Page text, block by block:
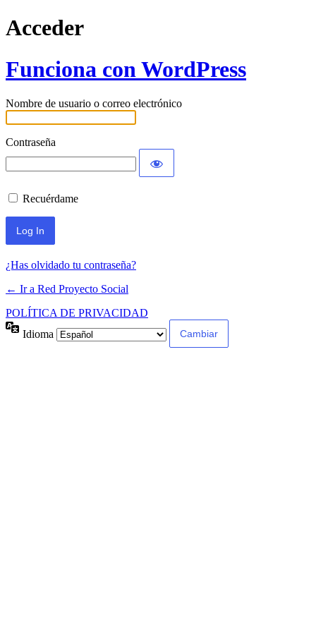
Acceder
Funciona con WordPress
Nombre de usuario o correo electrónico
Contraseña
Recuérdame
¿Has olvidado tu contraseña?
← Ir a Red Proyecto Social
POLÍTICA DE PRIVACIDAD
Idioma